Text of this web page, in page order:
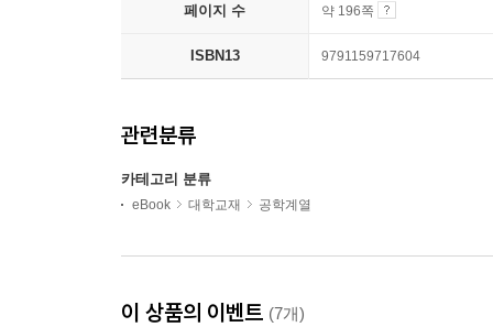
페이지 수 약 196쪽
ISBN13 9791159717604
관련분류
카테고리 분류
eBook 대학교재 공학계열
이 상품의 이벤트 (7개)